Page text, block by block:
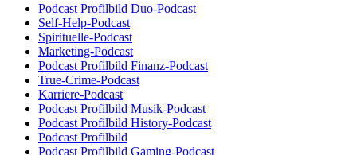
Podcast Profilbild Duo-Podcast
Self-Help-Podcast
Spirituelle-Podcast
Marketing-Podcast
Podcast Profilbild Finanz-Podcast
True-Crime-Podcast
Karriere-Podcast
Podcast Profilbild Musik-Podcast
Podcast Profilbild History-Podcast
Podcast Profilbild
Podcast Profilbild Gaming-Podcast